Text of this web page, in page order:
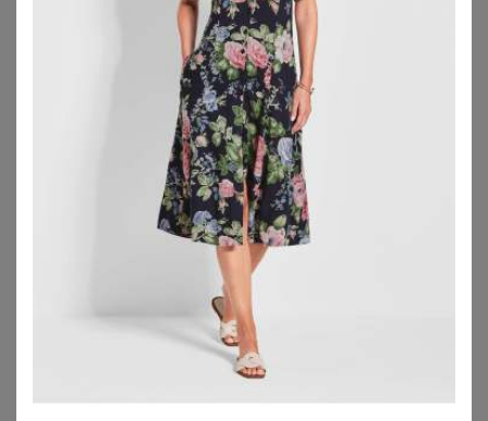
Aniston PLUS Sommerkleid aus elastischer Jersey-Qualität
★★★★★(12)
ANISTON PLUS
19,22€
ZU